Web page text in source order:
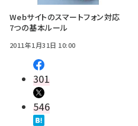
Webサイトのスマートフォン対応
7つの基本ルール
2011年1月31日 10:00
301
546